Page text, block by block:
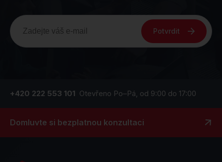
Potvrdit
+420 222 553 101 Otevřeno Po–Pá, od 9:00 do 17:00
Domluvte si bezplatnou konzultaci